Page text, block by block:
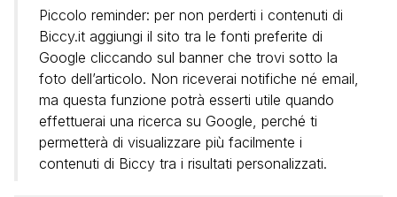
Piccolo reminder: per non perderti i contenuti di
Biccy.it aggiungi il sito tra le fonti preferite di
Google cliccando sul banner che trovi sotto la
foto dell’articolo. Non riceverai notifiche né email,
ma questa funzione potrà esserti utile quando
effettuerai una ricerca su Google, perché ti
permetterà di visualizzare più facilmente i
contenuti di Biccy tra i risultati personalizzati.